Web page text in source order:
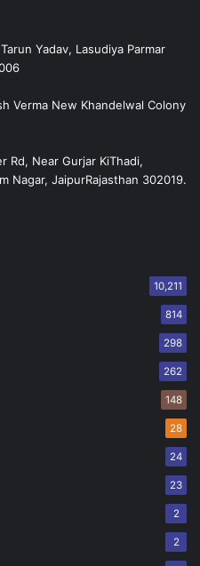
Yadav, Lasudiya Parmar
Verma New Khandelwal Colony
Rd, Near Gurjar KiThadi,
Nagar, JaipurRajasthan 302019.
10,211
814
298
262
148
28
24
23
2
2